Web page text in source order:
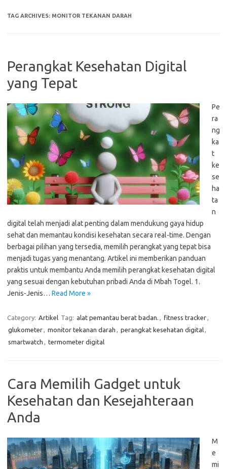
TAG ARCHIVES: MONITOR TEKANAN DARAH
Perangkat Kesehatan Digital
yang Tepat
Pe
ra
ng
ka
t
ke
se
ha
ta
n
digital telah menjadi alat penting dalam mendukung gaya hidup
sehat dan memantau kondisi kesehatan secara real-time. Dengan
berbagai pilihan yang tersedia, memilih perangkat yang tepat bisa
menjadi tugas yang menantang. Artikel ini memberikan panduan
praktis untuk membantu Anda memilih perangkat kesehatan digital
yang sesuai dengan kebutuhan pribadi Anda di Mbah Togel. 1.
Jenis-Jenis… Read More »
Category: Artikel Tag: alat pemantau berat badan. , fitness tracker,
glukometer, monitor tekanan darah , perangkat kesehatan digital,
smartwatch , termometer digital
Cara Memilih Gadget untuk
Kesehatan dan Kesejahteraan
Anda
M
e
mi